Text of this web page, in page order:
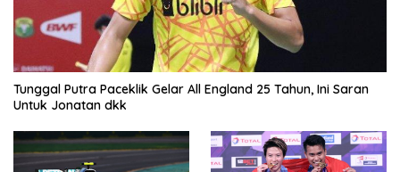
Tunggal Putra Paceklik Gelar All England 25 Tahun, Ini Saran
Untuk Jonatan dkk